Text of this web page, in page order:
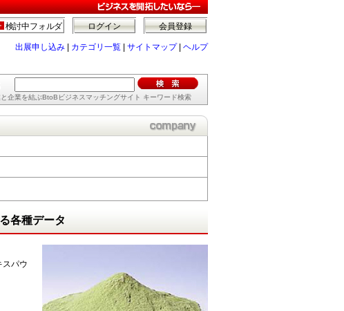
会員登録
ログイン
検討中フォルダ
出展申し込み カテゴリ一覧 サイトマップ| ヘルプ
企業を結ぶBtoBビジネスマッチングサイト キーワード検索
各種データ
スパウ